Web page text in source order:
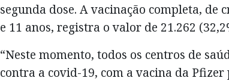
segunda dose. A vacinação completa, de
e 11 anos, registra o valor de 21.262
“Neste momento, todos os centros de
contra a covid-19, com a vacina da